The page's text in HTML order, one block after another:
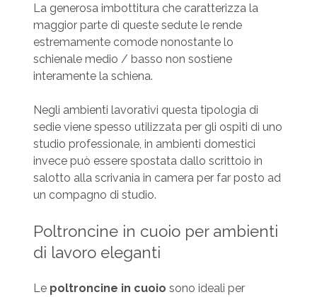
La generosa imbottitura che caratterizza la
maggior parte di queste sedute le rende
estremamente comode nonostante lo
schienale medio / basso non sostiene
interamente la schiena.
Negli ambienti lavorativi questa tipologia di
sedie viene spesso utilizzata per gli ospiti di uno
studio professionale, in ambienti domestici
invece può essere spostata dallo scrittoio in
salotto alla scrivania in camera per far posto ad
un compagno di studio.
Poltroncine in cuoio per ambienti
di lavoro eleganti
Le poltroncine in cuoio sono ideali per